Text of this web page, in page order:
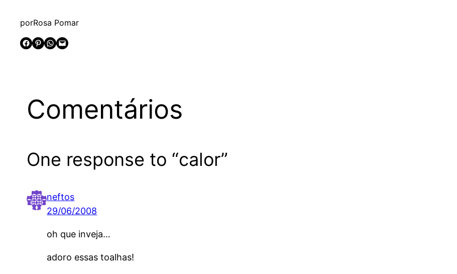
porRosa Pomar
Share on Facebook
Share on Pinterest Share on WhatsApp Email this Page
Comentários
One response to “calor”
neftos
29/06/2008
oh que inveja…
adoro essas toalhas!